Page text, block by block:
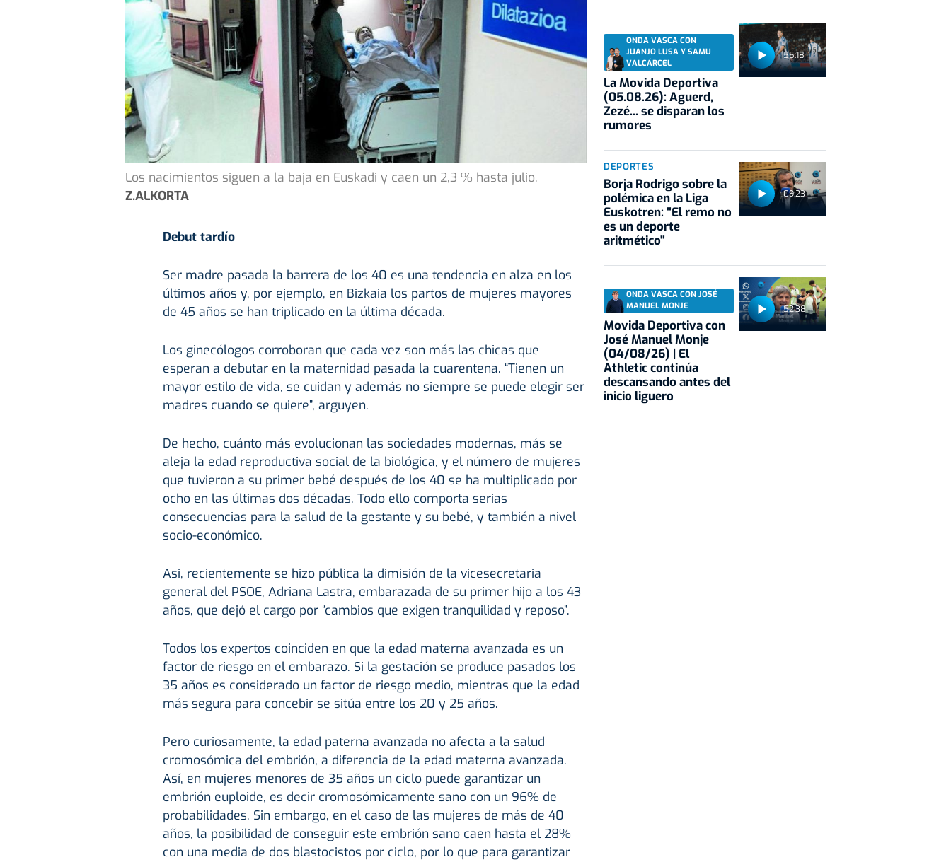
Los nacimientos siguen a la baja en Euskadi y caen un 2,3 % hasta julio.
Z.ALKORTA
Debut tardío
Ser madre pasada la barrera de los 40 es una tendencia en alza en los
últimos años y, por ejemplo, en Bizkaia los partos de mujeres mayores
de 45 años se han triplicado en la última década.
Los ginecólogos corroboran que cada vez son más las chicas que
esperan a debutar en la maternidad pasada la cuarentena. “Tienen un
mayor estilo de vida, se cuidan y además no siempre se puede elegir ser
madres cuando se quiere”, arguyen.
De hecho, cuánto más evolucionan las sociedades modernas, más se
aleja la edad reproductiva social de la biológica, y el número de mujeres
que tuvieron a su primer bebé después de los 40 se ha multiplicado por
ocho en las últimas dos décadas. Todo ello comporta serias
consecuencias para la salud de la gestante y su bebé, y también a nivel
socio-económico.
Asi, recientemente se hizo pública la dimisión de la vicesecretaria
general del PSOE, Adriana Lastra, embarazada de su primer hijo a los 43
años, que dejó el cargo por “cambios que exigen tranquilidad y reposo”.
Todos los expertos coinciden en que la edad materna avanzada es un
factor de riesgo en el embarazo. Si la gestación se produce pasados los
35 años es considerado un factor de riesgo medio, mientras que la edad
más segura para concebir se sitúa entre los 20 y 25 años.
Pero curiosamente, la edad paterna avanzada no afecta a la salud
cromosómica del embrión, a diferencia de la edad materna avanzada.
Así, en mujeres menores de 35 años un ciclo puede garantizar un
embrión euploide, es decir cromosómicamente sano con un 96% de
probabilidades. Sin embargo, en el caso de las mujeres de más de 40
años, la posibilidad de conseguir este embrión sano caen hasta el 28%
con una media de dos blastocistos por ciclo, por lo que para garantizar
55:18
ONDA VASCA CON
JUANJO LUSA Y SAMU
VALCÁRCEL
La Movida Deportiva
(05.08.26): Aguerd,
Zezé... se disparan los
rumores
09:23
DEPORTES
Borja Rodrigo sobre la
polémica en la Liga
Euskotren: "El remo no
es un deporte
aritmético"
52:38
ONDA VASCA CON JOSÉ
MANUEL MONJE
Movida Deportiva con
José Manuel Monje
(04/08/26) | El
Athletic continúa
descansando antes del
inicio liguero